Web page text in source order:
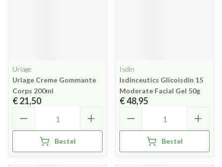
Uriage
Uriage Creme Gommante
Corps 200ml
€ 21,50
Bestel
Isdin
Isdinceutics Glicoisdin 15
Moderate Facial Gel 50g
€ 48,95
Bestel